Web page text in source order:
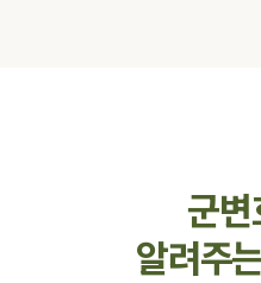
군변
알려주